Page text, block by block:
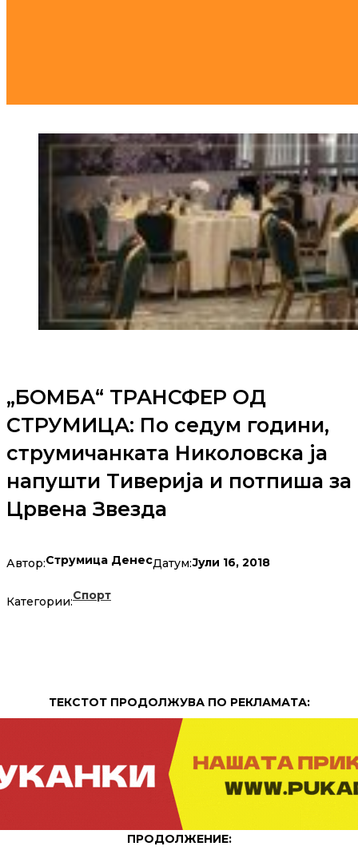
„БОМБА“ ТРАНСФЕР ОД
СТРУМИЦА: По седум години,
струмичанката Николовска ја
напушти Тиверија и потпиша за
Црвена Звезда
Автор:Струмица ДенесДатум:Јули 16, 2018
Категории:Спорт
ТЕКСТОТ ПРОДОЛЖУВА ПО РЕКЛАМАТА:
ПРОДОЛЖЕНИЕ: